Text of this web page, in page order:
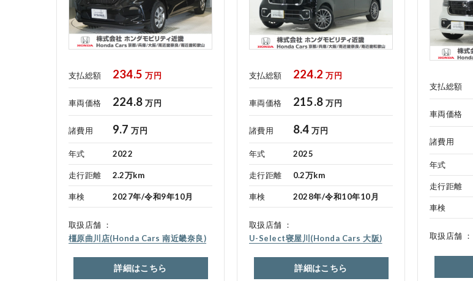
支払総額 234.5 万円
車両価格 224.8 万円
諸費用 9.7 万円
年式 2022
走行距離 2.2万km
車検 2027年/令和9年10月
取扱店舗
橿原曲川店(Honda Cars 南近畿奈良)
詳細はこちら
支払総額 224.2 万円
車両価格 215.8 万円
諸費用 8.4 万円
年式 2025
走行距離 0.2万km
車検 2028年/令和10年10月
取扱店舗
U-Select寝屋川(Honda Cars 大阪)
詳細はこちら
支払総額
車両価格
諸費用
年式
走行距離
車検
取扱店舗